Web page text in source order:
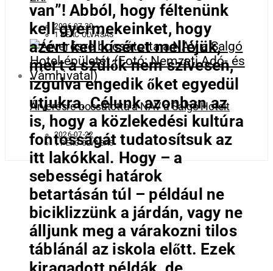
2026-07-30
1 PERC OLVASÁS
Árverésre bocsátotta a NAV a Salgó Hotelt
2026-07-22
1 PERC OLVASÁS
van”! Abból, hogy féltenünk
kell gyermekeinket, hogy
azért kell kíséret melléjük,
mert a szülők nem szívesen,
izgulva engedik őket egyedül
útjukra. Célunk azonban az
is, hogy a közlekedési kultúra
fontosságát tudatosítsuk az
itt lakókkal. Hogy – a
sebességi határok
betartásán túl – például ne
biciklizzünk a járdán, vagy ne
álljunk meg a várakozni tilos
táblánál az iskola előtt. Ezek